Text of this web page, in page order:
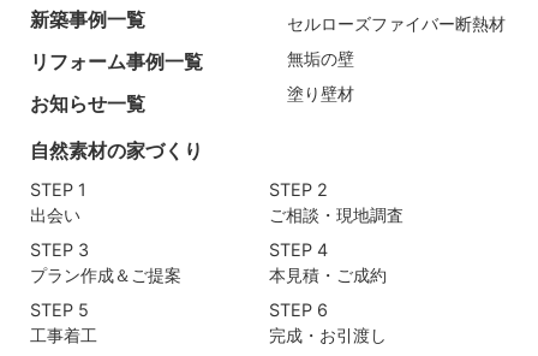
新築事例一覧
リフォーム事例一覧
お知らせ一覧
セルローズファイバー断熱材
無垢の壁
塗り壁材
自然素材の家づくり
STEP 1
出会い
STEP 2
ご相談・現地調査
STEP 3
プラン作成＆ご提案
STEP 4
本見積・ご成約
STEP 5
工事着工
STEP 6
完成・お引渡し